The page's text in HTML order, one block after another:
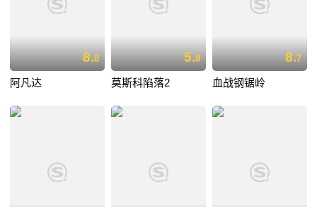
8.8
阿凡达
5.8
莫斯科陷落2
8.7
血战钢锯岭